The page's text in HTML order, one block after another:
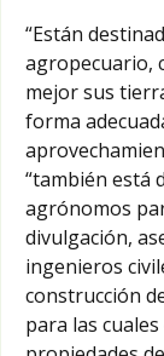
“Están
agropecuario,
mejor sus
forma
“también está
agrónomos
divulgación,
ingenieros
construcción
para las